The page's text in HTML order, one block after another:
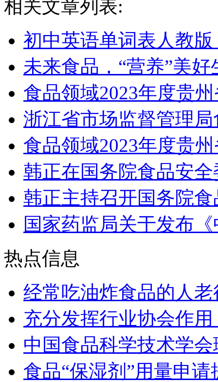
相关文章列表:
初中英语单词表人教
未来食品，“营养”美好
食品领域2023年度贵
浙江省市场监督管理
食品领域2023年度贵
韩正在国务院食品安
韩正主持召开国务院
国家药监局关于发布
热点信息
经常吃油炸食品的人
充分发挥行业协会作
中国食品科学技术学
食品“保湿剂”用量申